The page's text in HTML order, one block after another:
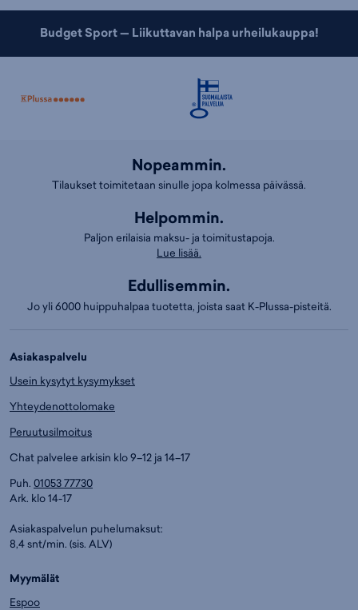
Budget Sport — Liikuttavan halpa urheilukauppa!
Nopeammin.
Tilaukset toimitetaan sinulle jopa kolmessa päivässä.
Helpommin.
Paljon erilaisia maksu- ja toimitustapoja.
Lue lisää.
Edullisemmin.
Jo yli 6000 huippuhalpaa tuotetta, joista saat K-Plussa-pisteitä.
Asiakaspalvelu
Usein kysytyt kysymykset
Yhteydenottolomake
Peruutusilmoitus
Chat palvelee arkisin klo 9–12 ja 14–17
Puh. 01053 77730
Ark. klo 14-17
Asiakaspalvelun puhelumaksut:
8,4 snt/min. (sis. ALV)
Myymälät
Espoo